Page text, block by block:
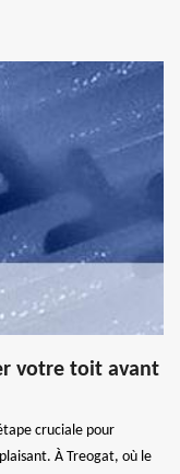
votre toit avant
cruciale pour
À Treogat, où le